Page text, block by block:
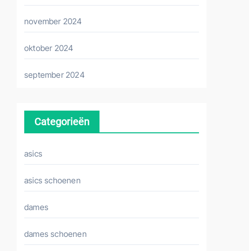
november 2024
oktober 2024
september 2024
Categorieën
asics
asics schoenen
dames
dames schoenen